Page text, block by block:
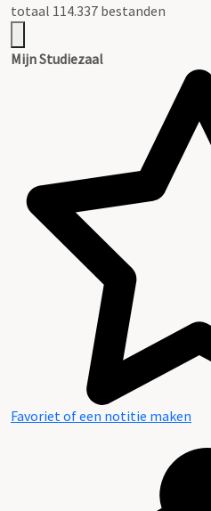
totaal 114.337 bestanden
Mijn Studiezaal
Favoriet of een notitie maken